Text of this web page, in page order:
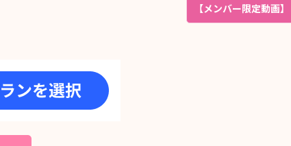
【メンバー限定動画】